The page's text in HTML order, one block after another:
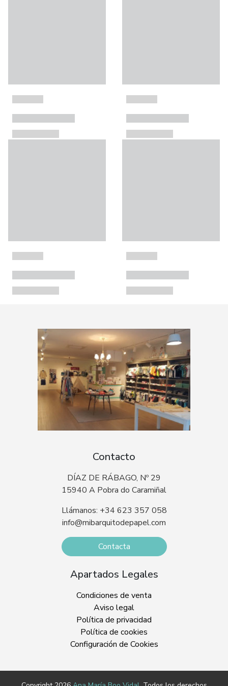
Contacto
DÍAZ DE RÁBAGO, Nº 29
15940 A Pobra do Caramiñal
Llámanos: +34 623 357 058
info@mibarquitodepapel.com
Contacta
Apartados Legales
Condiciones de venta
Aviso legal
Política de privacidad
Política de cookies
Configuración de Cookies